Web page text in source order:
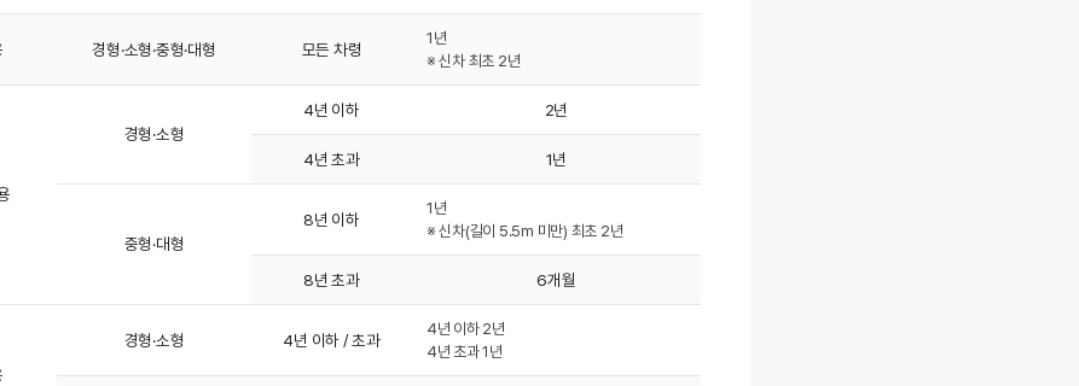
경형·소형·중형·대형 모든 차령
1년
※ 신차 최초 2년
경형·소형
4년 이하 2년
4년 초과 1년
중형·대형
8년 이하
1년
※ 신차(길이 5.5m 미만) 최초 2년
8년 초과 6개월
경형·소형 4년 이하 / 초과
4년 이하 2년
4년 초과 1년